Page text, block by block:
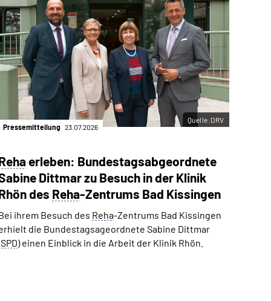
Pressemitteilung 23.07.2026
erleben: Bundestags­­abgeordnete
Dittmar zu Besuch in der Klinik
des Reha-Zentrums Bad Kissingen
ihrem Besuch des Reha-Zentrums Bad Kissingen
die Bundestagsageordnete Sabine Dittmar
SPD) einen Einblick in die Arbeit der Klinik Rhön.
Quelle:DRV